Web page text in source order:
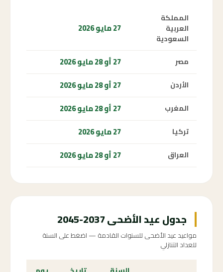
المملكة
العربية
السعودية
27 مايو 2026
مصر 27 أو 28 مايو 2026
الأردن 27 أو 28 مايو 2026
المغرب 27 أو 28 مايو 2026
تركيا 27 مايو 2026
العراق 27 أو 28 مايو 2026
جدول عيد الأضحى 2037-2045
مواعيد عيد الأضحى للسنوات القادمة — اضغط على السنة
للعداد التنازلي